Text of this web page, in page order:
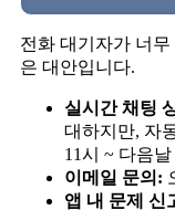
전화 대기자가 너
은 대안입니다.
실시간 채팅
대하지만, 자
11시 ~ 다음
이메일 문의:
앱 내 문제 신